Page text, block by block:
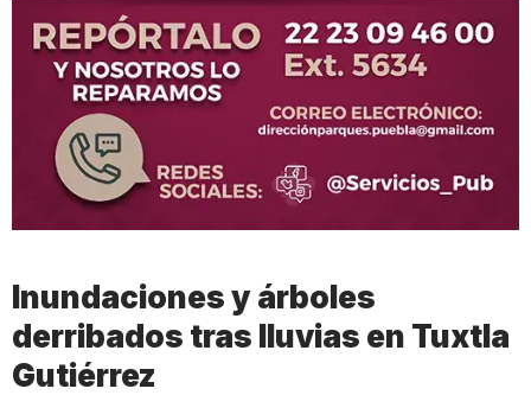
Inundaciones y árboles
derribados tras lluvias en Tuxtla
Gutiérrez